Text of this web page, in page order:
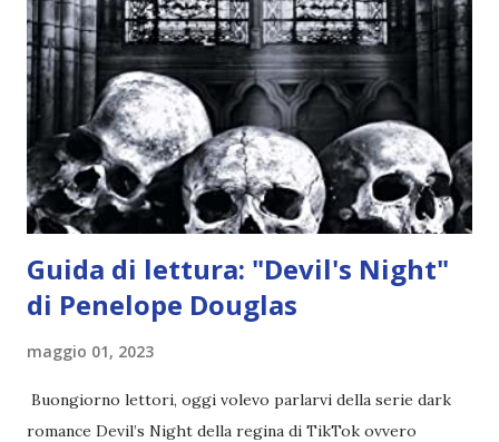
Frankenstein Il prossimo mese dovrei spuntare più
obiettivi secondo i miei piani di lettura 😂 Adesso facciamo
due calcoli! Chi ha letto il maggior numero di libri? Sara
Sara con ben 24 letture ! Chi ha completato il maggior
numero di obiettivi? Sara Sara con 131\200 obiettivi (ho
escluso quelli che prevedono la lettu...
Guida di lettura: "Devil's Night"
di Penelope Douglas
maggio 01, 2023
Buongiorno lettori, oggi volevo parlarvi della serie dark
romance Devil’s Night della regina di TikTok ovvero